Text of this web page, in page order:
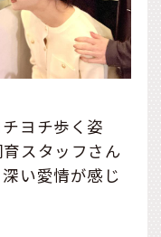
ヨチ歩く姿
スタッフさん
い愛情が感じ